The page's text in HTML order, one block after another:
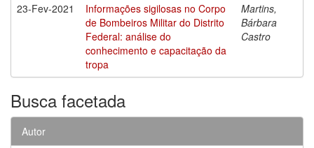
23-Fev-2021
Informações sigilosas no Corpo
de Bombeiros Militar do Distrito
Federal: análise do
conhecimento e capacitação da
tropa
Martins,
Bárbara
Castro
Busca facetada
Autor